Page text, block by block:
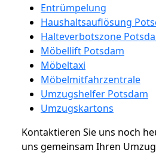
Entrümpelung
Haushaltsauflösung
Halteverbotszone
Möbellift Potsdam
Möbeltaxi
Möbelmitfahrzentrale
Umzugshelfer Potsdam
Umzugskartons
Kontaktieren Sie uns noch
uns gemeinsam Ihren